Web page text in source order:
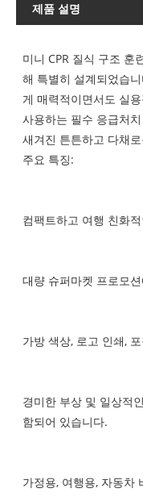
제품 설명
미니 CPR 질식 구조 훈
해 특별히 설계되었습
게 매력적이면서도 실
사용하는 필수 응급처
새겨진 튼튼하고 다채
주요 특징:
컴팩트하고 여행 친화
대량 슈퍼마켓 프로모
가방 색상, 로고 인쇄,
경미한 부상 및 일상적
함되어 있습니다.
가정용, 여행용, 자동차